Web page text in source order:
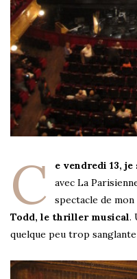
C
e vendredi 13,
avec La
spectacle de mon
Todd, le thriller musical.
quelque peu trop